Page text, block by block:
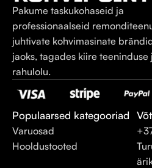
Pakume taskukohaseid ja
professionaalseid
juhtivate kohvimasinate
jaoks, tagades kiire teeninduse
rahulolu.
Populaarsed kategooriad
Varuosad
Hooldustooted